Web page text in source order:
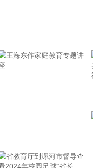
据达梦数据消息，日前，
技术股份有限公司签署战
品、深耕市场，共同推动
中金公司研报表示，聚变
座